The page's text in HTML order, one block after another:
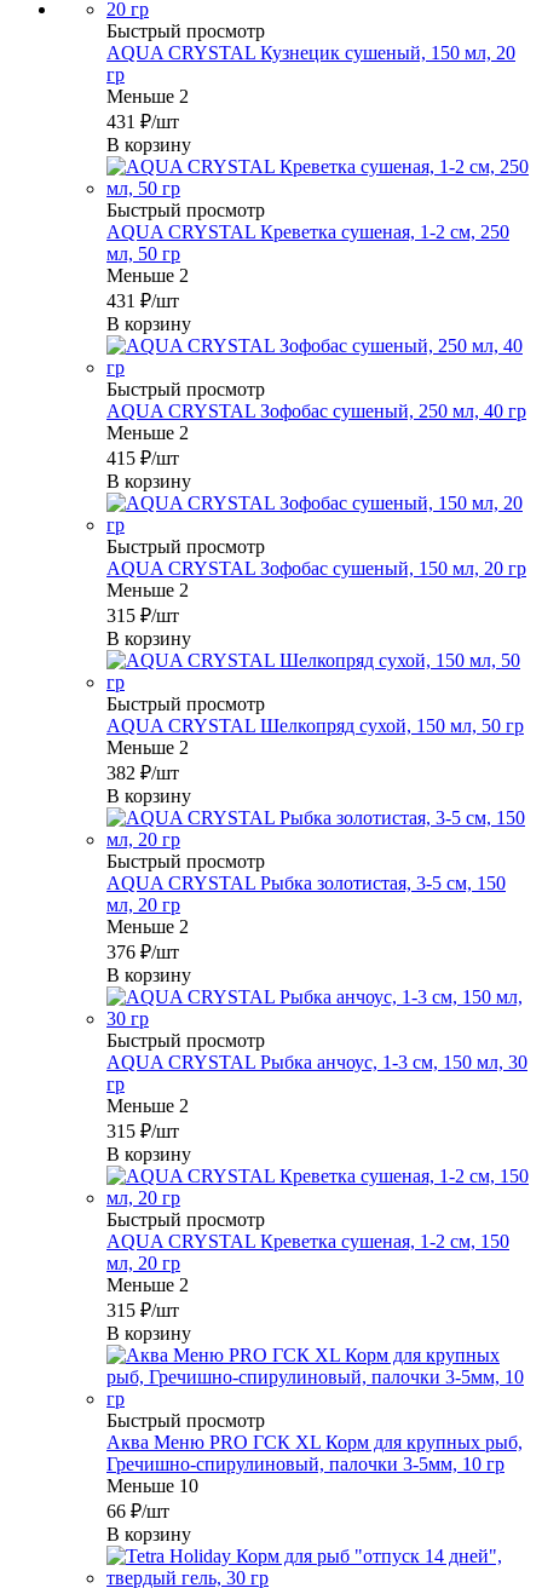
Быстрый просмотр
AQUA CRYSTAL Кузнецик сушеный, 150 мл, 20
гр
Меньше 2
431 ₽/шт
В корзину
Быстрый просмотр
AQUA CRYSTAL Креветка сушеная, 1-2 см, 250
мл, 50 гр
Меньше 2
431 ₽/шт
В корзину
Быстрый просмотр
AQUA CRYSTAL Зофобас сушеный, 250 мл, 40 гр
Меньше 2
415 ₽/шт
В корзину
Быстрый просмотр
AQUA CRYSTAL Зофобас сушеный, 150 мл, 20 гр
Меньше 2
315 ₽/шт
В корзину
Быстрый просмотр
AQUA CRYSTAL Шелкопряд сухой, 150 мл, 50 гр
Меньше 2
382 ₽/шт
В корзину
Быстрый просмотр
AQUA CRYSTAL Рыбка золотистая, 3-5 см, 150
мл, 20 гр
Меньше 2
376 ₽/шт
В корзину
Быстрый просмотр
AQUA CRYSTAL Рыбка анчоус, 1-3 см, 150 мл, 30
гр
Меньше 2
315 ₽/шт
В корзину
Быстрый просмотр
AQUA CRYSTAL Креветка сушеная, 1-2 см, 150
мл, 20 гр
Меньше 2
315 ₽/шт
В корзину
Быстрый просмотр
Аква Меню PRO ГСК XL Корм для крупных рыб,
Гречишно-спирулиновый, палочки 3-5мм, 10 гр
Меньше 10
66 ₽/шт
В корзину